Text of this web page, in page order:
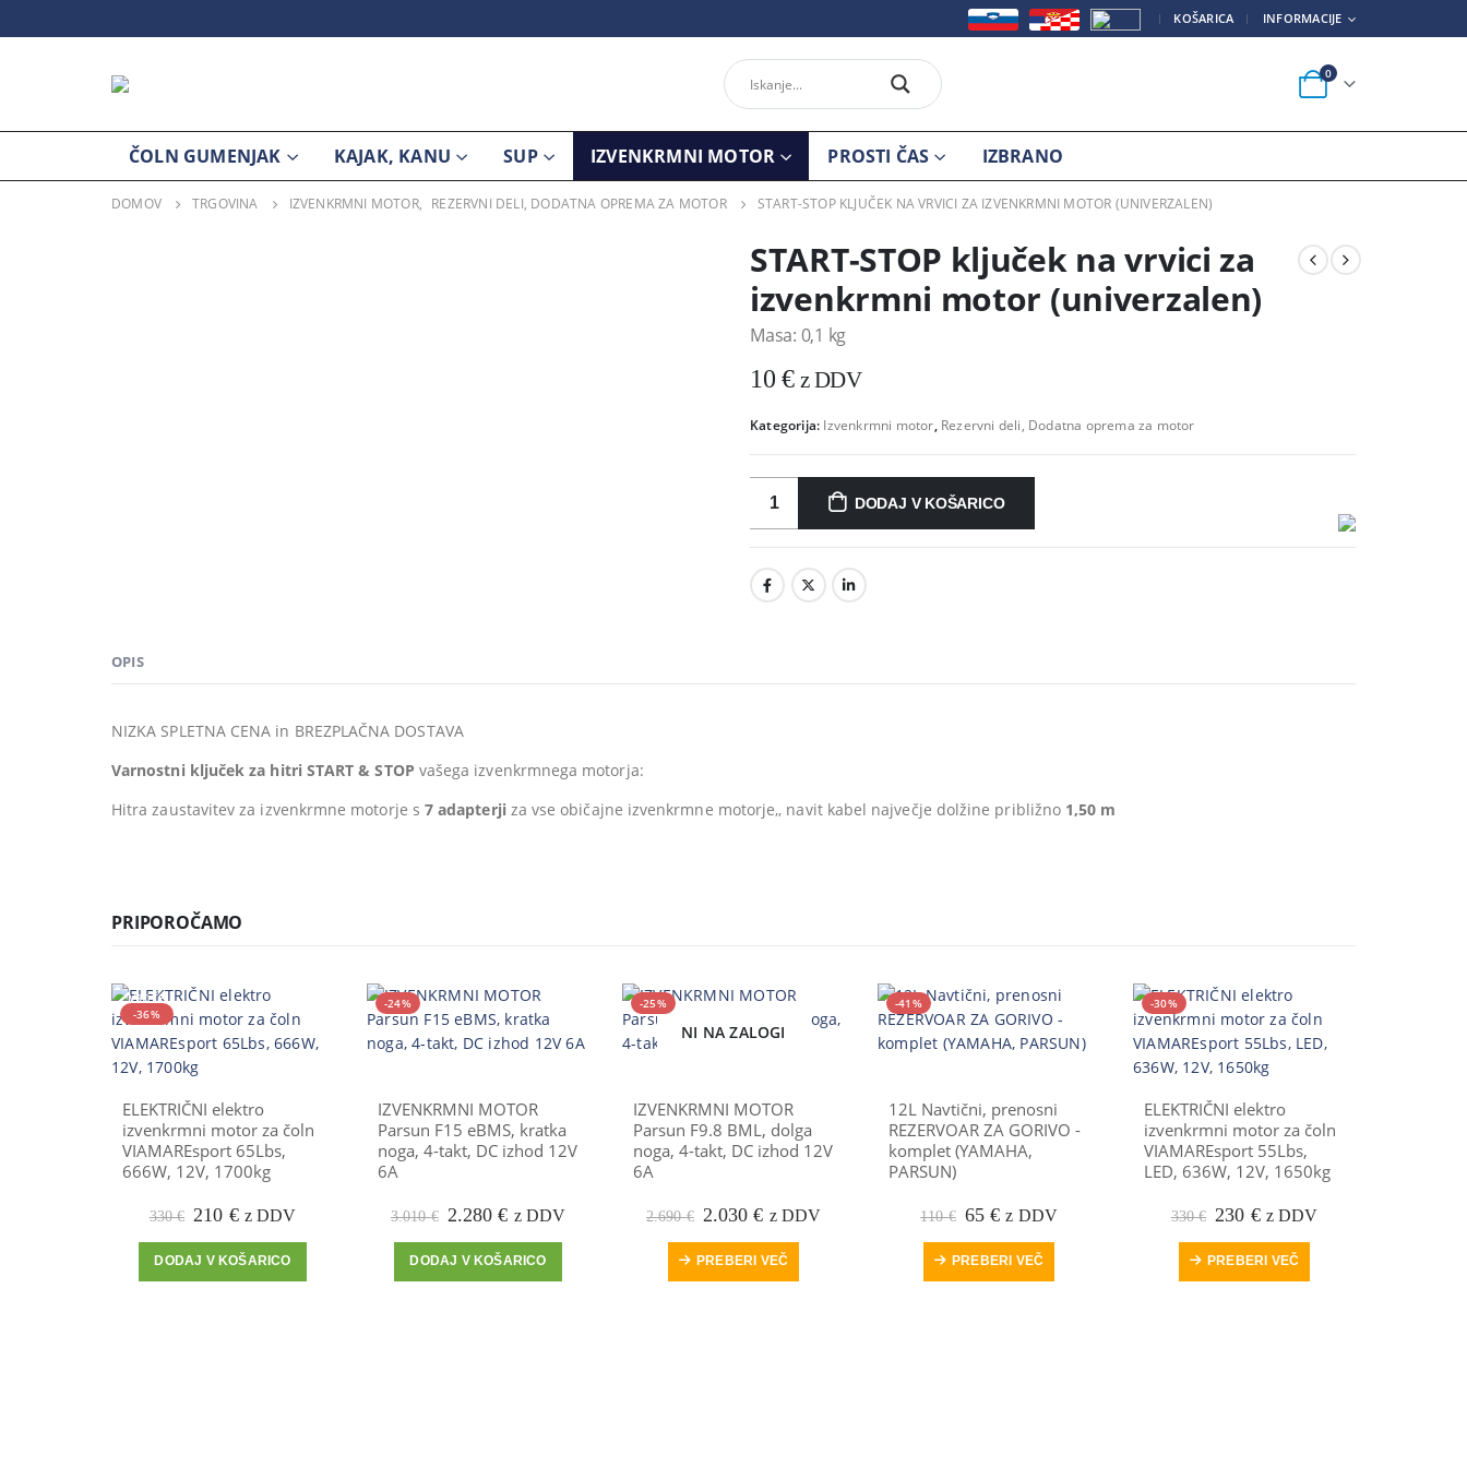
| KOŠARICA INFORMACIJE
0
ČOLN GUMENJAK KAJAK, KANU SUP IZVENKRMNI MOTOR PROSTI ČAS IZBRANO
DOMOV TRGOVINA IZVENKRMNI MOTOR, REZERVNI DELI, DODATNA OPREMA ZA MOTOR START-STOP KLJUČEK NA VRVICI ZA IZVENKRMNI MOTOR (UNIVERZALEN)
START-STOP ključek na vrvici za
izvenkrmni motor (univerzalen)
Masa: 0,1 kg
10 € z DDV
Kategorija: Izvenkrmni motor, Rezervni deli, Dodatna oprema za motor
DODAJ V KOŠARICO
OPIS
NIZKA SPLETNA CENA in BREZPLAČNA DOSTAVA
Varnostni ključek za hitri START & STOP vašega izvenkrmnega motorja:
Hitra zaustavitev za izvenkrmne motorje s 7 adapterjiza vse običajne izvenkrmne motorje,, navit kabel največje dolžine približno 1,50 m
PRIPOROČAMO
VROČE
-36%
ELEKTRIČNI elektro
izvenkrmni motor za čoln
VIAMAREsport 65Lbs,
666W, 12V, 1700kg
330€ Prvotna
je
210 €Trenutna
je:
z DDV
DODAJ V KOŠARICO
-24%
IZVENKRMNI MOTOR
Parsun F15 eBMS, kratka
noga, 4-takt, DC izhod 12V
6A
3.010€ Prvotna
je
2.280€Trenutna
je:
z DDV
DODAJ V KOŠARICO
-25%
NI NA ZALOGI
IZVENKRMNI MOTOR
Parsun F9.8 BML, dolga
noga, 4-takt, DC izhod 12V
6A
2.690€ Prvotna
je
2.030€Trenutna
je:
z DDV
PREBERI VEČ
-41%
12L Navtični, prenosni
REZERVOAR ZA GORIVO -
komplet (YAMAHA,
PARSUN)
110€ Prvotna
je
65€Trenutna
je:
z DDV
PREBERI VEČ
-30%
ELEKTRIČNI elektro
izvenkrmni motor za čoln
VIAMAREsport 55Lbs,
LED, 636W, 12V, 1650kg
330€ Prvotna
je
230 €Trenutna
je:
z DDV
PREBERI VEČ